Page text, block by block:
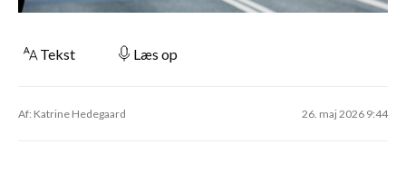
Tekst Læs op
Af: Katrine Hedegaard 26. maj 2026 9:44